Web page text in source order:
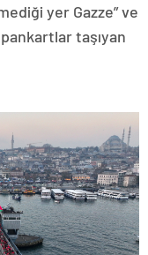
yer Gazze” ve
pankartlar taşıyan